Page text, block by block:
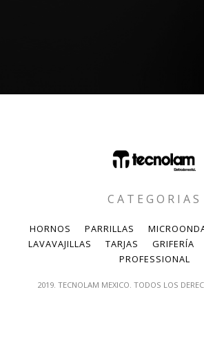
CATEGORIAS
HORNOS PARRILLAS
LAVAVAJILLAS
TARJAS GRIFERÍA
PROFESSIONAL
2019. TECNOLAM MEXICO. TODOS LOS